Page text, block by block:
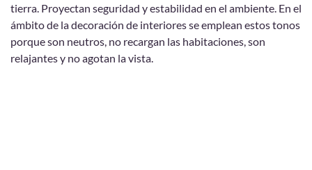
tierra. Proyectan seguridad y estabilidad en el ambiente. En el
ámbito de la decoración de interiores se emplean estos tonos
porque son neutros, no recargan las habitaciones, son
relajantes y no agotan la vista.